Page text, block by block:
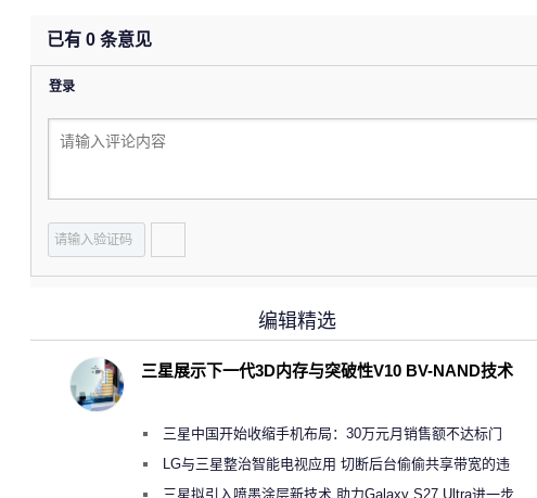
已有 0 条意见
登录
编辑精选
三星展示下一代3D内存与突破性V10 BV-NAND技术
三星中国开始收缩手机布局：30万元月销售额不达标门
店 将被逐步清退
LG与三星整治智能电视应用 切断后台偷偷共享带宽的违
规行为三星拟引入喷墨涂层新技术 助力Galaxy S27 Ultra进一步